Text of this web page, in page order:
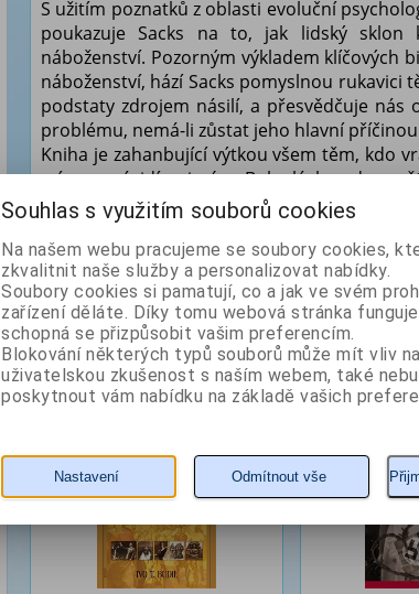
S užitím poznatků z oblasti evoluční
poukazuje Sacks na to, jak lidský
náboženství. Pozorným výkladem klíčových
náboženství, hází Sacks pomyslnou rukavici
podstaty zdrojem násilí, a přesvědčuje
problému, nemá-li zůstat jeho hlavní
Kniha je zahanbující výtkou všem těm, kdo
míru, nenávidí ve jménu Boha lásky a
Nadešel čas, aby se v zájmu celého
náboženských vyznání i lidé nevěřící a
Z naší nabídky vám doporučujeme
Jitro Árijců
Autor: Budil Ivo T.
Tanec s
Autor: Glaser Paul
Souhlas s využitím souborů cookies
Na našem webu pracujeme se soubory cookies,
zkvalitnit naše služby a personalizovat nabídky.
Soubory cookies si pamatují, co a jak ve svém
zařízení děláte. Díky tomu webová stránka
schopná se přizpůsobit vašim preferencím.
Blokování některých typů souborů může mít vliv
uživatelskou zkušenost s naším webem, také
poskytnout vám nabídku na základě vašich
Nastavení Odmítnout vše